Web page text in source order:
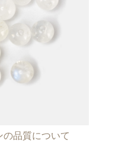
の品質について